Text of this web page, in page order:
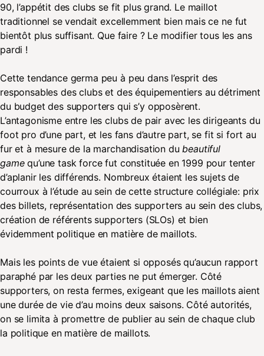
90, l’appétit des clubs se fit plus grand. Le maillot
traditionnel se vendait excellemment bien mais ce ne fut
bientôt plus suffisant. Que faire ? Le modifier tous les ans
pardi !
Cette tendance germa peu à peu dans l’esprit des
responsables des clubs et des équipementiers au détriment
du budget des supporters qui s’y opposèrent.
L’antagonisme entre les clubs de pair avec les dirigeants du
foot pro d’une part, et les fans d’autre part, se fit si fort au
fur et à mesure de la marchandisation du beautiful
gamequ’une task force fut constituée en 1999 pour tenter
d’aplanir les différends. Nombreux étaient les sujets de
courroux à l’étude au sein de cette structure collégiale: prix
des billets, représentation des supporters au sein des clubs,
création de référents supporters (SLOs) et bien
évidemment politique en matière de maillots.
Mais les points de vue étaient si opposés qu’aucun rapport
paraphé par les deux parties ne put émerger. Côté
supporters, on resta fermes, exigeant que les maillots aient
une durée de vie d’au moins deux saisons. Côté autorités,
on se limita à promettre de publier au sein de chaque club
la politique en matière de maillots.